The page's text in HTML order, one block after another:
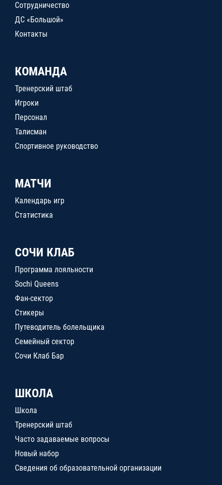
Сотрудничество
ДС «Большой»
Контакты
КОМАНДА
Тренерский штаб
Игроки
Персонал
Талисман
Спортивное руководство
МАТЧИ
Календарь игр
Статистика
СОЧИ КЛАБ
Программа лояльности
Sochi Queens
Фан-сектор
Стикеры
Путеводитель болельщика
Семейный сектор
Сочи Клаб Бар
ШКОЛА
Школа
Тренерский штаб
Часто задаваемые вопросы
Новый набор
Сведения об образовательной организации